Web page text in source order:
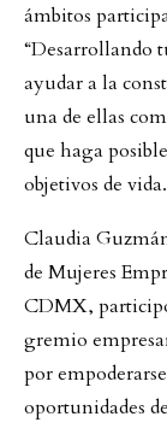
ámbitos
“Desarrollando
ayudar a la
una de ellas
que haga
objetivos de vida.
Claudia
de Mujeres
CDMX,
gremio
por
oportunidades